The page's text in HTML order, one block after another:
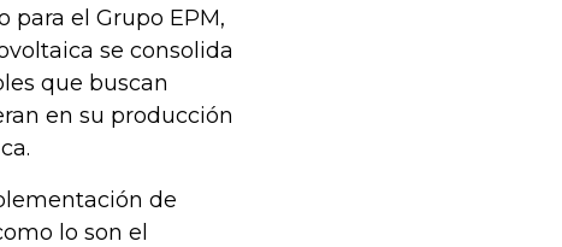
para el Grupo EPM,
se consolida
que buscan
en su producción
de
lo son el